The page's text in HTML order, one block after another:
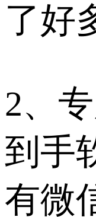
了好
2、
到手
有微